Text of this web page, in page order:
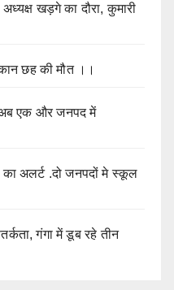
अध्यक्ष खड़गे का दौरा, कुमारी
छह की मौत ।।
अब एक और जनपद में
का अलर्ट .दो जनपदों मे स्कूल
गंगा में डूब रहे तीन